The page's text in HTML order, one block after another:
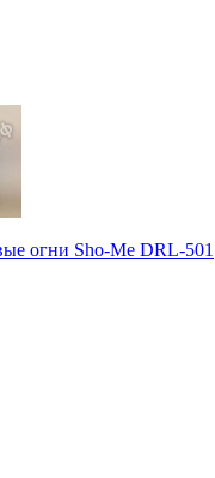
огни Sho-Me DRL-501